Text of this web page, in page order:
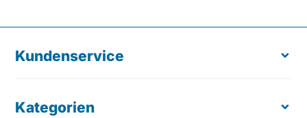
Kundenservice
Über uns
Kategorien